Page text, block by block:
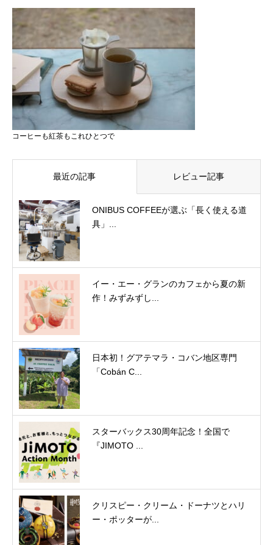
コーヒーも紅茶もこれひとつで
最近の記事 レビュー記事
ONIBUS COFFEEが選ぶ「長く使える道
具」...
イー・エー・グランのカフェから夏の新
作！みずみずし...
日本初！グアテマラ・コバン地区専門
「Cobán C...
スターバックス30周年記念！全国で
『JIMOTO ...
クリスピー・クリーム・ドーナツとハリ
ー・ポッターが...